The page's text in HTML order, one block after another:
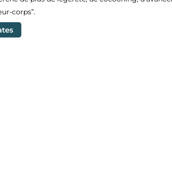
corps”.